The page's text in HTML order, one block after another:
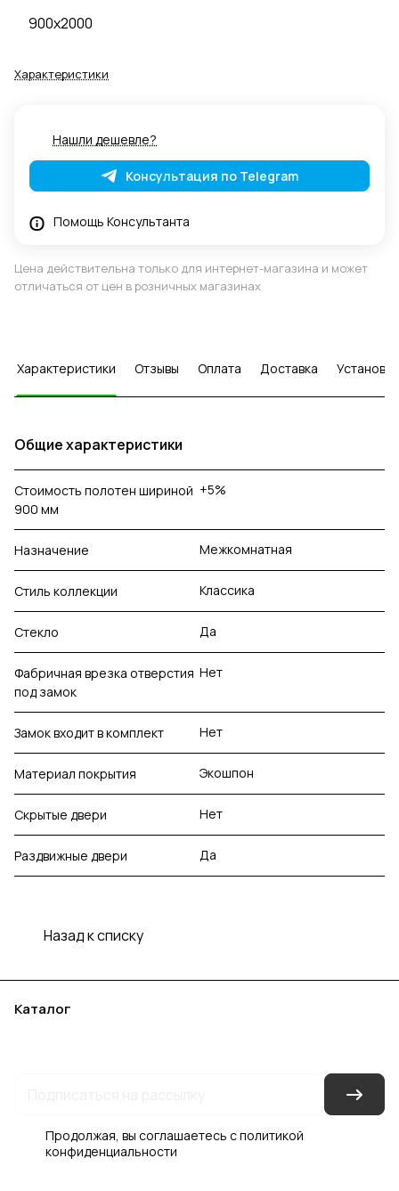
900x2000
Характеристики
Нашли дешевле?
Консультация по Telegram
Помощь Консультанта
Цена действительна только для интернет-магазина и может
отличаться от цен в розничных магазинах
Характеристики Отзывы Оплата Доставка Установка
Общие характеристики
Стоимость полотен шириной
900 мм
+5%
Назначение Межкомнатная
Стиль коллекции Классика
Стекло Да
Фабричная врезка отверстия
под замок
Нет
Замок входит в комплект Нет
Материал покрытия Экошпон
Скрытые двери Нет
Раздвижные двери Да
Назад к списку
Каталог
Продолжая, вы соглашаетесь сполитикой
конфиденциальности